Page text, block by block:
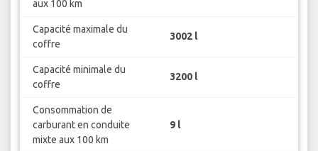
aux 100 km
Capacité maximale du
coffre
3002 l
Capacité minimale du
coffre
3200 l
Consommation de
carburant en conduite
mixte aux 100 km
9 l